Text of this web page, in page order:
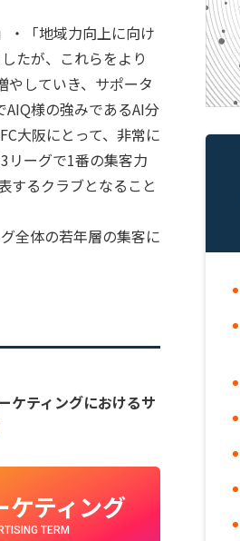
・「地域力向上に向け
たが、これらをより
やしていき、サポータ
様の強みであるAI分
大阪にとって、非常に
リーグで1番の集客力
するクラブとなること
全体の若年層の集客に
ケティングにおけるサ
ケティング
TERM